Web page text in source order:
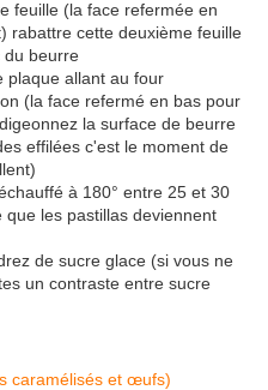
feuille (la face refermée en
rabattre cette deuxième feuille
du beurre
plaque allant au four
(la face refermé en bas pour
la surface de beurre
effilées c'est le moment de
à 180° entre 25 et 30
les pastillas deviennent
de sucre glace (si vous ne
un contraste entre sucre